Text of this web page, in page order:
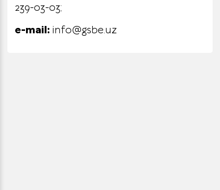
239-03-03;
e-mail: info@gsbe.uz